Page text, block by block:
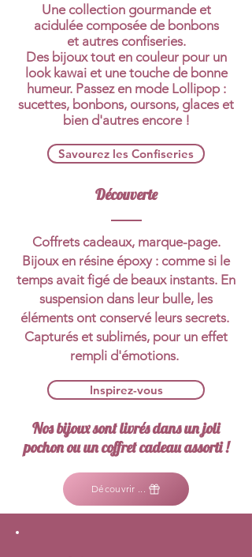
Une collection gourmande et
acidulée composée de bonbons
et autres confiseries.
Des bijoux tout en couleur pour un
look kawai et une touche de bonne
humeur. Passez en mode Lollipop :
sucettes, bonbons, oursons, glaces et
bien d'autres encore !
Savourez les Confiseries
Découverte
Coffrets cadeaux, marque-page.
Bijoux en résine époxy : comme si le
temps avait figé de beaux instants. En
suspension dans leur bulle, les
éléments ont conservé leurs secrets.
Capturés et sublimés, pour un effet
rempli d'émotions.
Inspirez-vous
Nos bijoux sont livrés dans un joli
pochon ou un coffret cadeau assorti !
Découvrir ...